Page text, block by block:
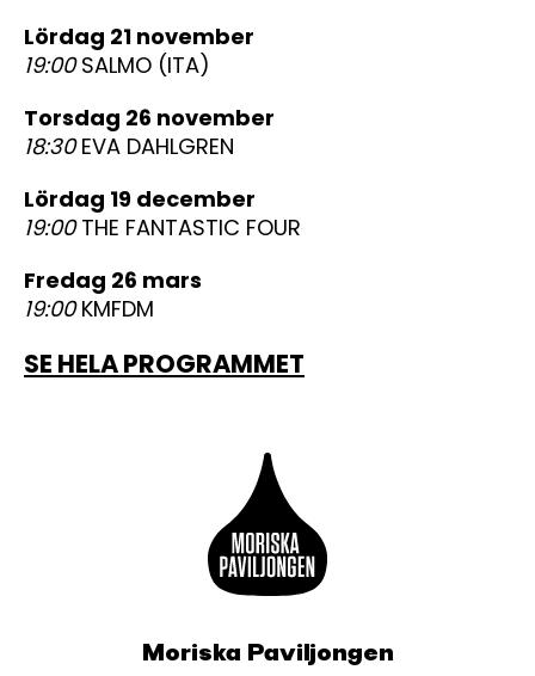
lördag 21 november
19:00SALMO (ITA)
torsdag 26 november
18:30EVA DAHLGREN
lördag 19 december
19:00THE FANTASTIC FOUR
fredag 26 mars
19:00KMFDM
SE HELA PROGRAMMET
Moriska Paviljongen